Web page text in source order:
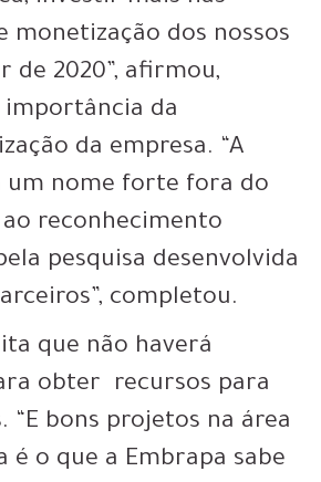
monetização dos nossos
de 2020”, afirmou,
importância da
da empresa. “A
um nome forte fora do
ao reconhecimento
pesquisa desenvolvida
completou.
que não haverá
obter recursos para
“E bons projetos na área
o que a Embrapa sabe